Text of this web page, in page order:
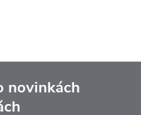
novinkách